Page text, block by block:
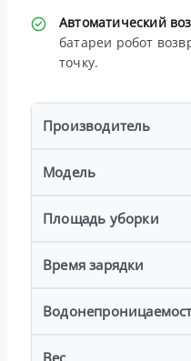
Автоматический
батареи робот
точку.
Производитель
Модель
Площадь уборки
Время зарядки
Вес